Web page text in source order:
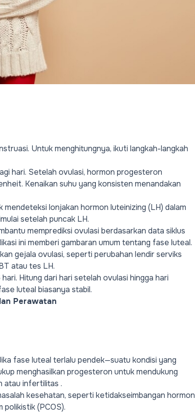
Untuk menghitungnya, ikuti langkah-langkah
hari. Setelah ovulasi, hormon progesteron
Kenaikan suhu yang konsisten menandakan
lonjakan hormon luteinizing (LH) dalam
setelah puncak LH.
memprediksi ovulasi berdasarkan data siklus
ini memberi gambaran umum tentang fase luteal.
gejala ovulasi, seperti perubahan lendir serviks
atau tes LH.
Hitung dari hari setelah ovulasi hingga hari
luteal biasanya stabil.
Perawatan
fase luteal terlalu pendek—suatu kondisi yang
menghasilkan progesteron untuk mendukung
atau infertilitas .
kesehatan, seperti ketidakseimbangan hormon
polikistik (PCOS).